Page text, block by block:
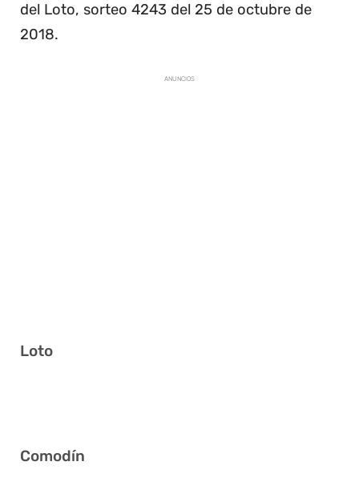
del Loto, sorteo 4243 del 25 de octubre de
2018.
ANUNCIOS
Loto
Comodín